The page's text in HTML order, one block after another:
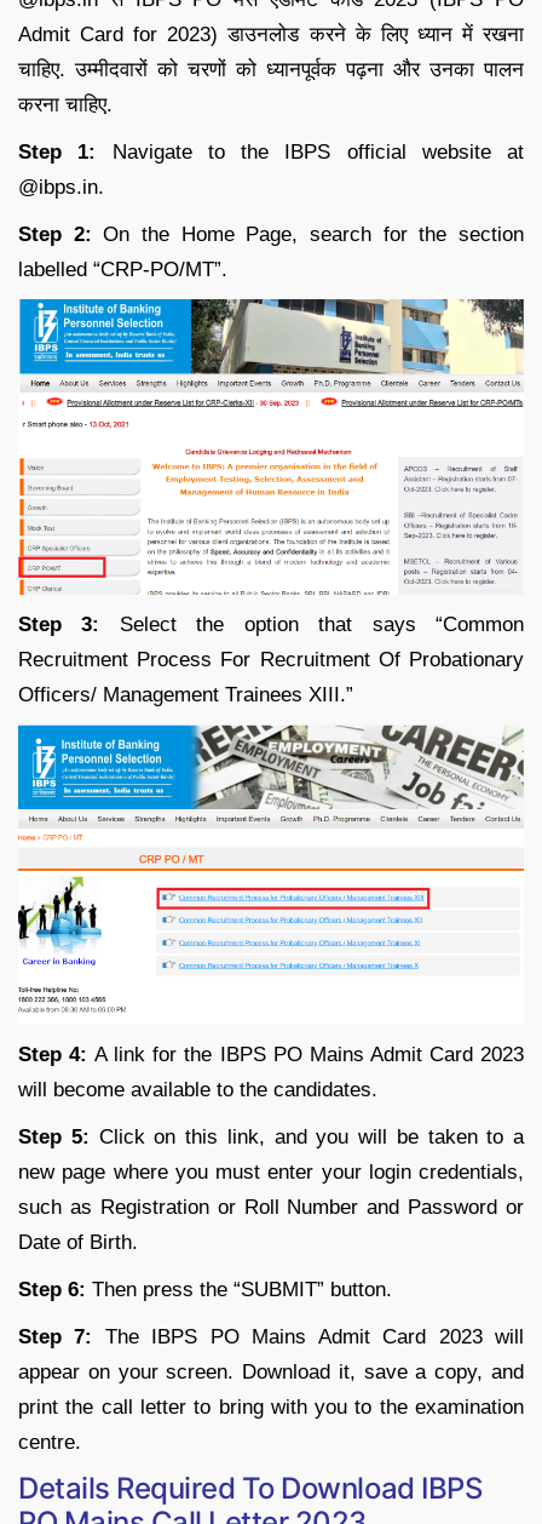
Admit Card for 2023) डाउनलोड करने के लिए ध्यान में रखना
चाहिए. उम्मीदवारों को चरणों को ध्यानपूर्वक पढ़ना और उनका पालन
करना चाहिए.
Step 1:
Navigate to the IBPS official website at
@ibps.in.
Step 2: On the Home Page, search for the section
labelled “CRP-PO/MT”.
Step 3:
Select the option that says “Common
Recruitment Process For Recruitment Of Probationary
Officers/ Management Trainees XIII.”
Step 4: A link for the IBPS PO Mains Admit Card 2023
will become available to the candidates.
Step 5: Click on this link, and you will be taken to a
new page where you must enter your login credentials,
such as Registration or Roll Number and Password or
Date of Birth.
Step 6: Then press the “SUBMIT” button.
Step 7:
The IBPS PO Mains Admit Card 2023 will
appear on your screen. Download it, save a copy, and
print the call letter to bring with you to the examination
centre.
Details Required To Download IBPS